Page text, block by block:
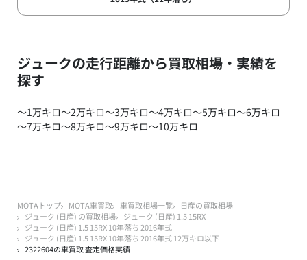
ジュークの走行距離から買取相場・実績を
探す
～1万キロ～2万キロ～3万キロ～4万キロ～5万キロ～6万キロ
～7万キロ～8万キロ～9万キロ～10万キロ
MOTAトップ MOTA車買取 車買取相場一覧
日産の買取相場
ジューク (日産) の買取相場
ジューク (日産) 1.5 15RX
ジューク (日産) 1.5 15RX 10年落ち 2016年式
ジューク (日産) 1.5 15RX 10年落ち 2016年式 12万キロ以下
2322604の車買取 査定価格実績